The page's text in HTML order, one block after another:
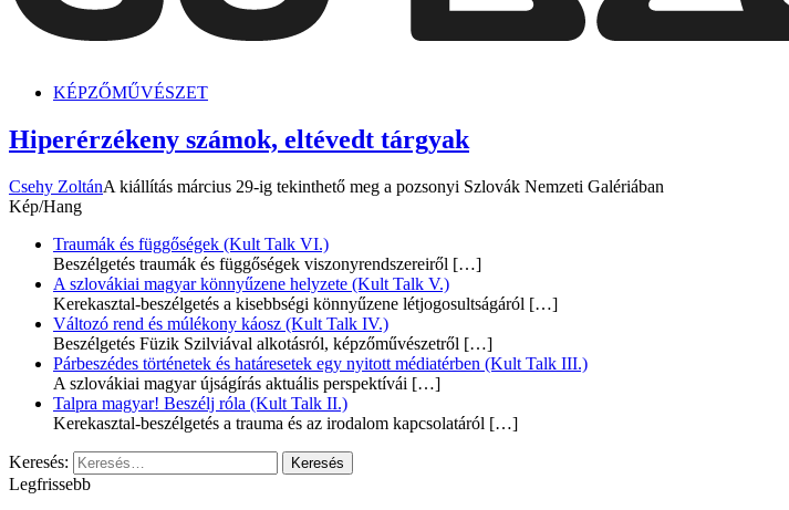
KÉPZŐMŰVÉSZET
Hiperérzékeny számok, eltévedt tárgyak
Csehy ZoltánA kiállítás március 29-ig tekinthető meg a pozsonyi Szlovák Nemzeti Galériában
Kép/Hang
Traumák és függőségek (Kult Talk VI.)
Beszélgetés traumák és függőségek viszonyrendszereiről […]
A szlovákiai magyar könnyűzene helyzete (Kult Talk V.)
Kerekasztal-beszélgetés a kisebbségi könnyűzene létjogosultságáról […]
Változó rend és múlékony káosz (Kult Talk IV.)
Beszélgetés Füzik Szilviával alkotásról, képzőművészetről […]
Párbeszédes történetek és határesetek egy nyitott médiatérben (Kult Talk III.)
A szlovákiai magyar újságírás aktuális perspektívái […]
Talpra magyar! Beszélj róla (Kult Talk II.)
Kerekasztal-beszélgetés a trauma és az irodalom kapcsolatáról […]
Keresés:
Legfrissebb